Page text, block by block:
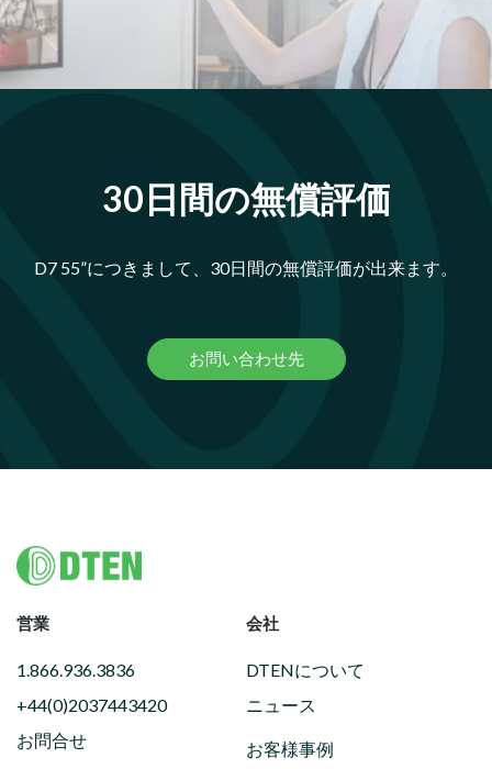
30日間の無償評価
D7 55”につきまして、30日間の無償評価が出来ます。
お問い合わせ先
Footer
営業
1.866.936.3836
+44(0)2037443420
お問合せ
会社
DTENについて
ニュース
お客様事例